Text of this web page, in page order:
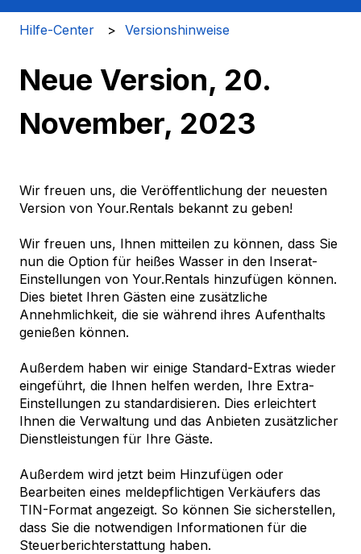
Hilfe-Center Versionshinweise
Neue Version, 20.
November, 2023
Wir freuen uns, die Veröffentlichung der neuesten
Version von Your.Rentals bekannt zu geben!
Wir freuen uns, Ihnen mitteilen zu können, dass Sie
nun die Option für heißes Wasser in den Inserat-
Einstellungen von Your.Rentals hinzufügen können.
Dies bietet Ihren Gästen eine zusätzliche
Annehmlichkeit, die sie während ihres Aufenthalts
genießen können.
Außerdem haben wir einige Standard-Extras wieder
eingeführt, die Ihnen helfen werden, Ihre Extra-
Einstellungen zu standardisieren. Dies erleichtert
Ihnen die Verwaltung und das Anbieten zusätzlicher
Dienstleistungen für Ihre Gäste.
Außerdem wird jetzt beim Hinzufügen oder
Bearbeiten eines meldepflichtigen Verkäufers das
TIN-Format angezeigt. So können Sie sicherstellen,
dass Sie die notwendigen Informationen für die
Steuerberichterstattung haben.